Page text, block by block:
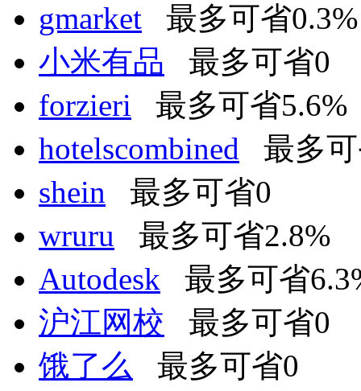
gmarket 最多可省0.3%
小米有品 最多可省0
forzieri 最多可省5.6%
hotelscombined 最多可
shein 最多可省0
wruru 最多可省2.8%
Autodesk 最多可省
沪江网校 最多可省0
饿了么 最多可省0